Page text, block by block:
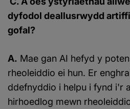
dyfodol deallusrwydd
gofal?
A. Mae gan AI hefyd y
rheoleiddio ei hun. Er
ddefnyddio i helpu i fynd i'r
hirhoedlog mewn